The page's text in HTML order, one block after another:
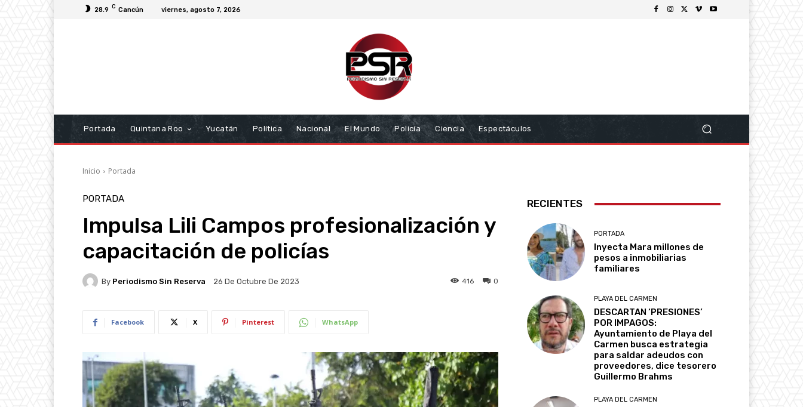
28.9 C Cancún viernes, agosto 7, 2026
Portada Quintana Roo Yucatán Política Nacional El Mundo Policía Ciencia Espectáculos
Inicio Portada
PORTADA
Impulsa Lili Campos profesionalización y
capacitación de policías
By Periodismo Sin Reserva 26 De Octubre De 2023 0
416
Facebook X Pinterest WhatsApp
RECIENTES
PORTADA
Inyecta Mara millones de
pesos a inmobiliarias
familiares
PLAYA DEL CARMEN
DESCARTAN ‘PRESIONES’
POR IMPAGOS:
Ayuntamiento de Playa del
Carmen busca estrategia
para saldar adeudos con
proveedores, dice tesorero
Guillermo Brahms
PLAYA DEL CARMEN